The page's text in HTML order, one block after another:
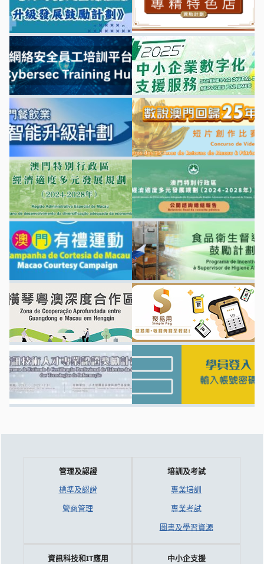
管理及認證
標準及認證
營商管理
培訓及考試
專業培訓
專業考試
圖書及學習資源
資訊科技和IT應用
中小企支援